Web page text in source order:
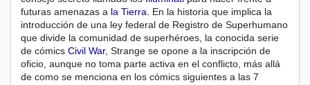
futuras amenazas a la Tierra. En la historia que implica la
introducción de una ley federal de Registro de Superhumano
que divide la comunidad de superhéroes, la conocida serie
de cómics Civil War, Strange se opone a la inscripción de
oficio, aunque no toma parte activa en el conflicto, más allá
de como se menciona en los cómics siguientes a las 7